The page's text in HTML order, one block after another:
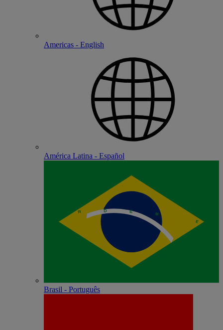
Americas - English
América Latina - Español
Brasil - Português